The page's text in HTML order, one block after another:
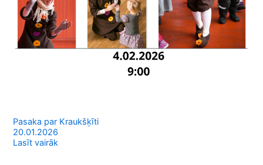
Pasaka par Kraukšķīti
20.01.2026
Lasīt vairāk